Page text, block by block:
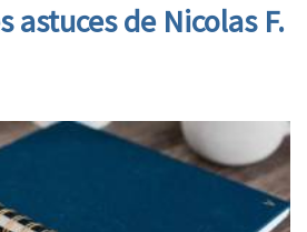
astuces de Nicolas F.